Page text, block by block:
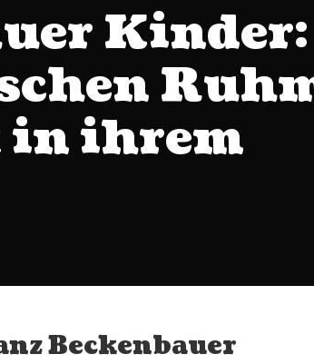
Kinder:
ihrem
Beckenbauer